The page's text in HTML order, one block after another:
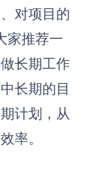
对项目的
家推荐一
长期工作
长期的目
计划， 从
率。